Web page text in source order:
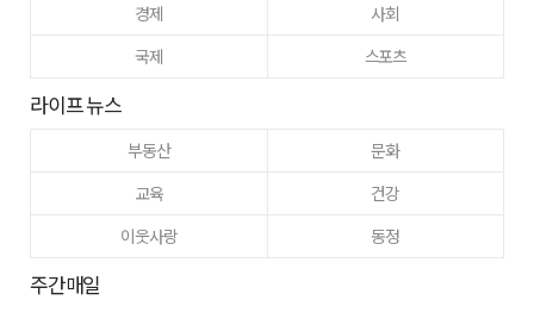
경제
사회
국제
스포츠
라이프 뉴스
부동산
문화
교육
건강
이웃사랑
동정
주간매일